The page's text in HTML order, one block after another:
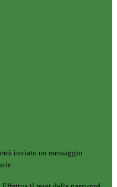
inviato un messaggio